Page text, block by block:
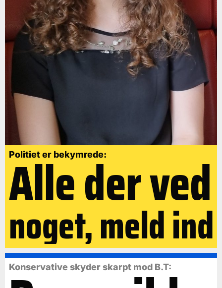
Politiet er bekymrede:
Alle der ved
noget, meld ind
Konservative skyder skarpt mod B.T: